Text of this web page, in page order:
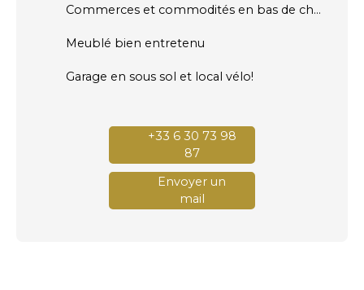
Commerces et commodités en bas de chez vous!
Meublé bien entretenu
Garage en sous sol et local vélo!
+33 6 30 73 98
87
Envoyer un
mail